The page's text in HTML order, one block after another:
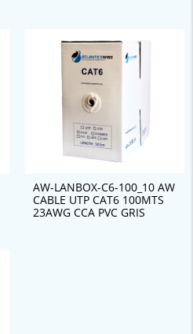
AW-LANBOX-C6-100_10 AW
CABLE UTP CAT6 100MTS
23AWG CCA PVC GRIS